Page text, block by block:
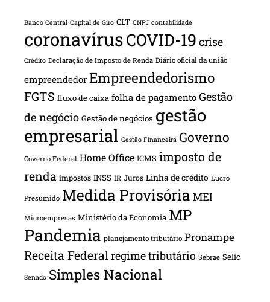
Banco Central Capital de Giro CLT CNPJ contabilidade
coronavírusCOVID-19 crise
Crédito Declaração de Imposto de Renda Diário oficial da união
empreendedor Empreendedorismo
FGTS fluxo de caixa folha de pagamento Gestão
de negócio Gestão de negócios gestão
empresarial Gestão Financeira Governo
Governo Federal Home Office ICMS imposto de
renda impostos INSS IR Juros Linha de crédito Lucro
Presumido Medida Provisória MEI
Microempresas Ministério da Economia MP
Pandemia planejamento tributário Pronampe
Receita Federalregime tributário Sebrae Selic
Senado Simples Nacional